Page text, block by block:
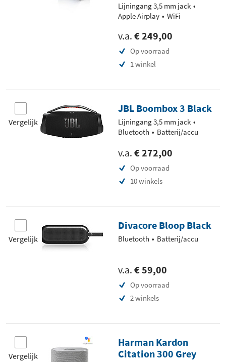
Lijningang 3,5 mm jack
Apple Airplay
WiFi
v.a. € 249,00
Op voorraad
1 winkel
Vergelijk
JBL Boombox 3 Black
Lijningang 3,5 mm jack
Bluetooth
Batterij/accu
v.a. € 272,00
Op voorraad
10 winkels
Vergelijk
Divacore Bloop Black
Bluetooth Batterij/accu
v.a. € 59,00
Op voorraad
2 winkels
Vergelijk
Harman Kardon
Citation 300 Grey